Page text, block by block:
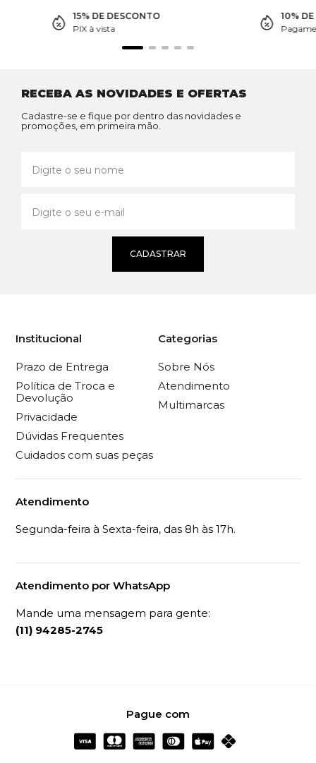
15% DE DESCONTO
PIX à vista
10%
RECEBA AS NOVIDADES E OFERTAS
Cadastre-se e fique por dentro das novidades e
promoções, em primeira mão.
CADASTRAR
Institucional
Prazo de Entrega
Política de Troca e
Devolução
Privacidade
Dúvidas Frequentes
Cuidados com suas peças
Categorias
Sobre Nós
Atendimento
Multimarcas
Atendimento
Segunda-feira à Sexta-feira, das 8h às 17h.
Atendimento por WhatsApp
Mande uma mensagem para gente:
(11) 94285-2745
Pague com